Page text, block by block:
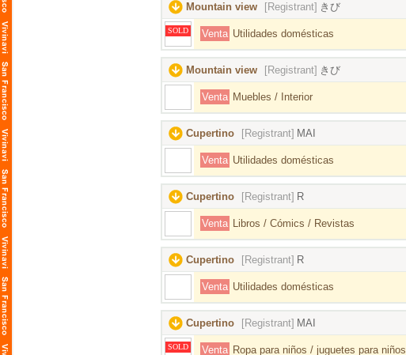
Mountain view [Registrant] きび
SOLD Venta Utilidades domésticas
Mountain view [Registrant] きび
Venta Muebles / Interior
Cupertino [Registrant] MAI
Venta Utilidades domésticas
Cupertino [Registrant] R
Venta Libros / Cómics / Revistas
Cupertino [Registrant] R
Venta Utilidades domésticas
Cupertino [Registrant] MAI
SOLD Venta Ropa para niños / juguetes para niños